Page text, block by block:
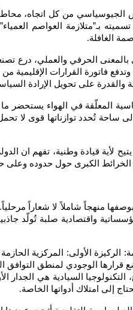
الجيوسياسي من كل اتجاه،
بـ”متلازمة العواصم
الغافلة.
الحرفي والعملي، درع
فاتورة القرارات
على تحويل الإرادة
المعلّقة في الهواء
ساحة تُحدد توازناتها قوى لا
لأية قيادة وطنية، تفهم ان
الكبرى حول حدوده وعلى
منهجاً شاملاً لا شعاراً
واقتصادية صلبة تُولّد
الركيزة الأولى: المركزية
الوجودي لمنطق التوافق
السيادية هي الجدار
إلى امتلاك أدواتها الخاصة.